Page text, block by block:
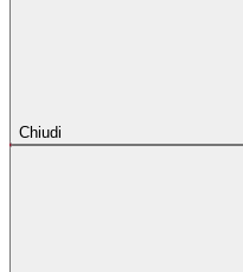
Chiudi